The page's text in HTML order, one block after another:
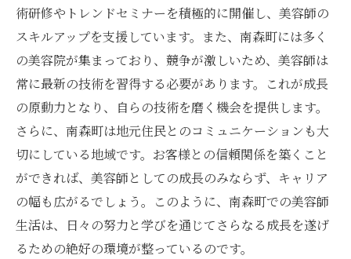
理想の職場環境を提供する北区の美容院
個性を大切にする北区の美容院選び
北区での美容院選びに必要な視点
美容師としての個性を伸ばす北区の美容院
北区で理想の美容院を見つけるためのガイ
ド
南森町の美容院で未来を切り開く美しいストー
南森町の美容院で描く未来のビジョン
美容師としての未来を切り開く南森町の魅
術研修やトレンドセミナーを積極的に開催し、美容師の
スキルアップを支援しています。また、南森町には多く
の美容院が集まっており、競争が激しいため、美容師は
常に最新の技術を習得する必要があります。これが成長
の原動力となり、自らの技術を磨く機会を提供します。
さらに、南森町は地元住民とのコミュニケーションも大
切にしている地域です。お客様との信頼関係を築くこと
ができれば、美容師としての成長のみならず、キャリア
の幅も広がるでしょう。このように、南森町での美容師
生活は、日々の努力と学びを通じてさらなる成長を遂げ
るための絶好の環境が整っているのです。